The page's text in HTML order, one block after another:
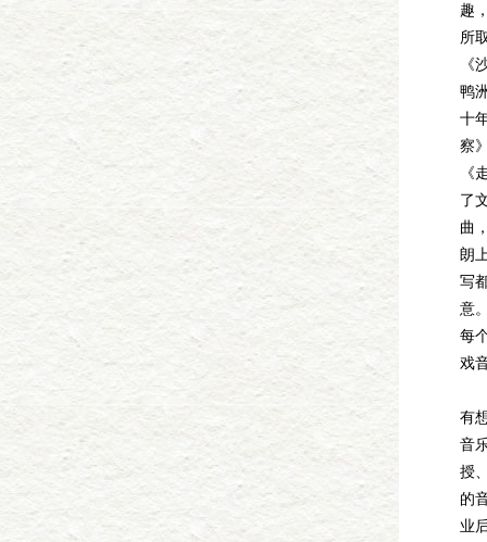
趣
所
《
鸭
十
察
《
了
曲
朗
写
意
每
戏
有
音
授
的
业